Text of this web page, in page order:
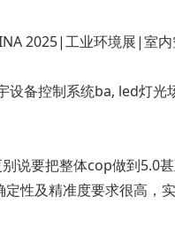
备控制系统ba, led灯光
说要把整体cop做到5.0
性及精准度要求很高，